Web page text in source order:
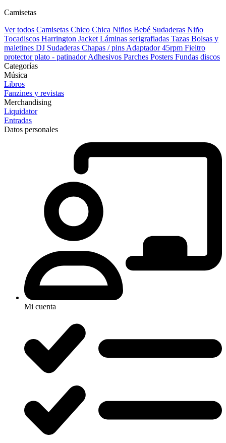
Camisetas
Ver todos Camisetas Chico Chica Niños Bebé Sudaderas Niño
Tocadiscos Harrington Jacket Láminas serigrafiadas Tazas Bolsas y
maletines DJ Sudaderas Chapas / pins Adaptador 45rpm Fieltro
protector plato - patinadorAdhesivos Parches Posters Fundas discos
Categorías
Música
Libros
Fanzines y revistas
Merchandising
Liquidator
Entradas
Datos personales
Mi cuenta